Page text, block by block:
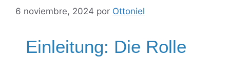
6 noviembre, 2024 por Ottoniel
Einleitung: Die Rolle